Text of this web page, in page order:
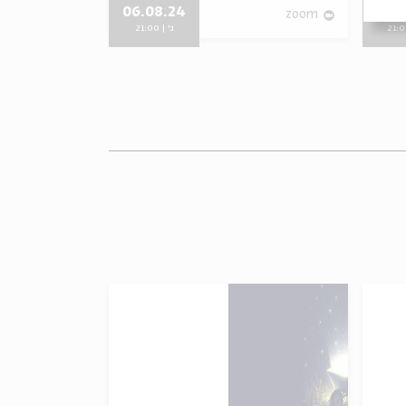
zoom
06.08.24
ג' | 21:00